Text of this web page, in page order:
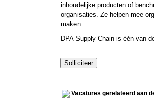
inhoudelijke producten of
organisaties. Ze helpen mee
maken.
DPA Supply Chain is één van
Vacatures gerelateerd aan